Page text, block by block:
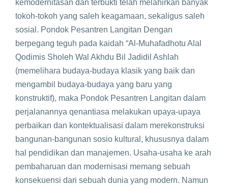
kemodernitasan dan terbukti telah melahirkan banyak
tokoh-tokoh yang saleh keagamaan, sekaligus saleh
sosial. Pondok Pesantren Langitan Dengan
berpegang teguh pada kaidah “Al-Muhafadhotu Alal
Qodimis Sholeh Wal Akhdu Bil Jadidil Ashlah
(memelihara budaya-budaya klasik yang baik dan
mengambil budaya-budaya yang baru yang
konstruktif), maka Pondok Pesantren Langitan dalam
perjalanannya qenantiasa melakukan upaya-upaya
perbaikan dan kontektualisasi dalam merekonstruksi
bangunan-bangunan sosio kultural, khususnya dalam
hal pendidikan dan manajemen. Usaha-usaha ke arah
pembaharuan dan modernisasi memang sebuah
konsekuensi dari sebuah dunia yang modern. Namun